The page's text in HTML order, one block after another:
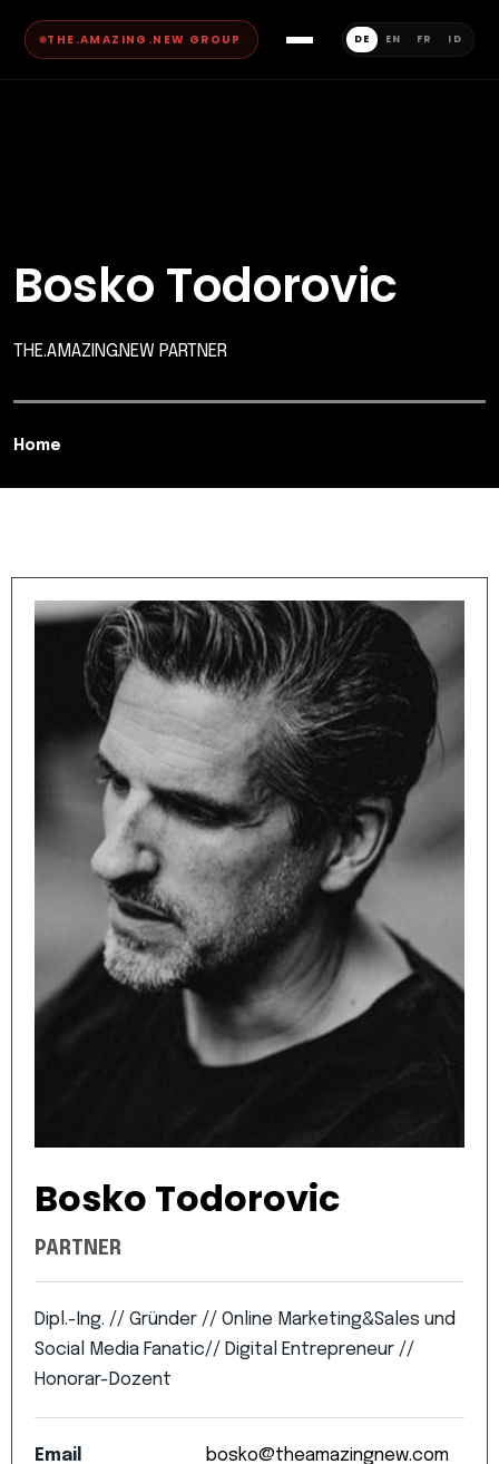
THE.AMAZING.NEW GROUP DE EN FR ID
Bosko Todorovic
THE.AMAZING.NEW PARTNER
Home
Bosko Todorovic
PARTNER
Dipl.-Ing. // Gründer // Online Marketing&Sales und
Social
Media Fanatic// Digital Entrepreneur //
Honorar-Dozent
Email bosko@theamazingnew.com